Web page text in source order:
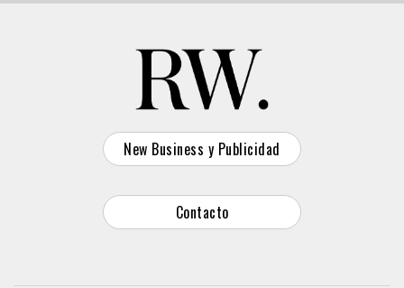
New Business y Publicidad
Contacto